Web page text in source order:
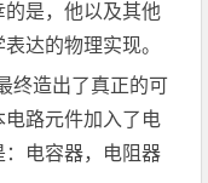
是，他以及其他
达的物理实现。
终造出了真正的可
路元件加入了电
电容器，电阻器